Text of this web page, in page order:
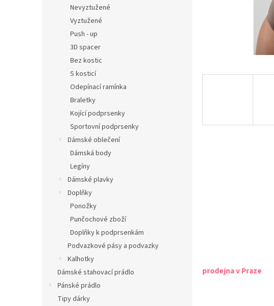
Nevyztužené
Vyztužené
Push - up
3D spacer
Bez kostic
S kosticí
Odepínací ramínka
Braletky
Kojící podprsenky
Sportovní podprsenky
Dámské oblečení
Dámská body
Legíny
Dámské plavky
Doplňky
Ponožky
Punčochové zboží
Doplňky k podprsenkám
Podvazkové pásy a podvazky
Kalhotky
Dámské stahovací prádlo
Pánské prádlo
Tipy dárky
prodejna v Praze